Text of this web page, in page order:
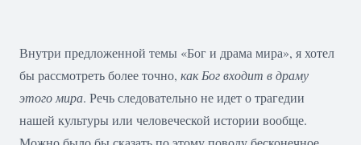
Внутри предложенной темы «Бог и драма мира», я хотел
бы рассмотреть более точно, как Бог входит в драму
этого мира. Речь следовательно не идет о трагедии
нашей культуры или человеческой истории вообще.